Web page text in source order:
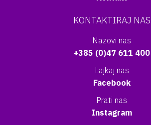
KONTAKTIRAJ NAS
Nazovi nas
+385 (0)47 611 400
Lajkaj nas
Facebook
Prati nas
Instagram